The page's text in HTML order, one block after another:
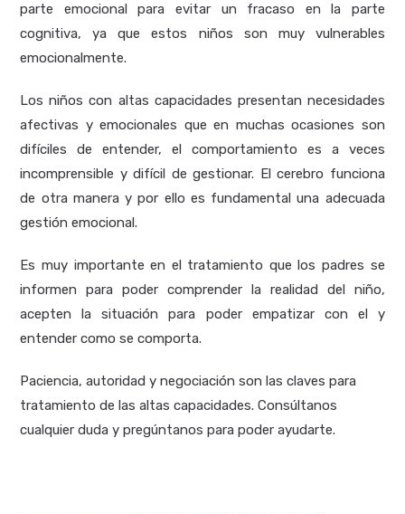
parte emocional para evitar un fracaso en la parte
cognitiva, ya que estos niños son muy vulnerables
emocionalmente.
Los niños con altas capacidades presentan necesidades
afectivas y emocionales que en muchas ocasiones son
difíciles de entender, el comportamiento es a veces
incomprensible y difícil de gestionar. El cerebro funciona
de otra manera y por ello es fundamental una adecuada
gestión emocional.
Es muy importante en el tratamiento que los padres se
informen para poder comprender la realidad del niño,
acepten la situación para poder empatizar con el y
entender como se comporta.
Paciencia, autoridad y negociación son las claves para
tratamiento de las altas capacidades. Consúltanos
cualquier duda y pregúntanos para poder ayudarte.